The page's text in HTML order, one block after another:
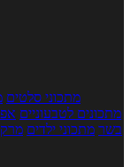
מתכוני סלטים
מתכונים לטבעוניים
בשר מתכוני ילדים